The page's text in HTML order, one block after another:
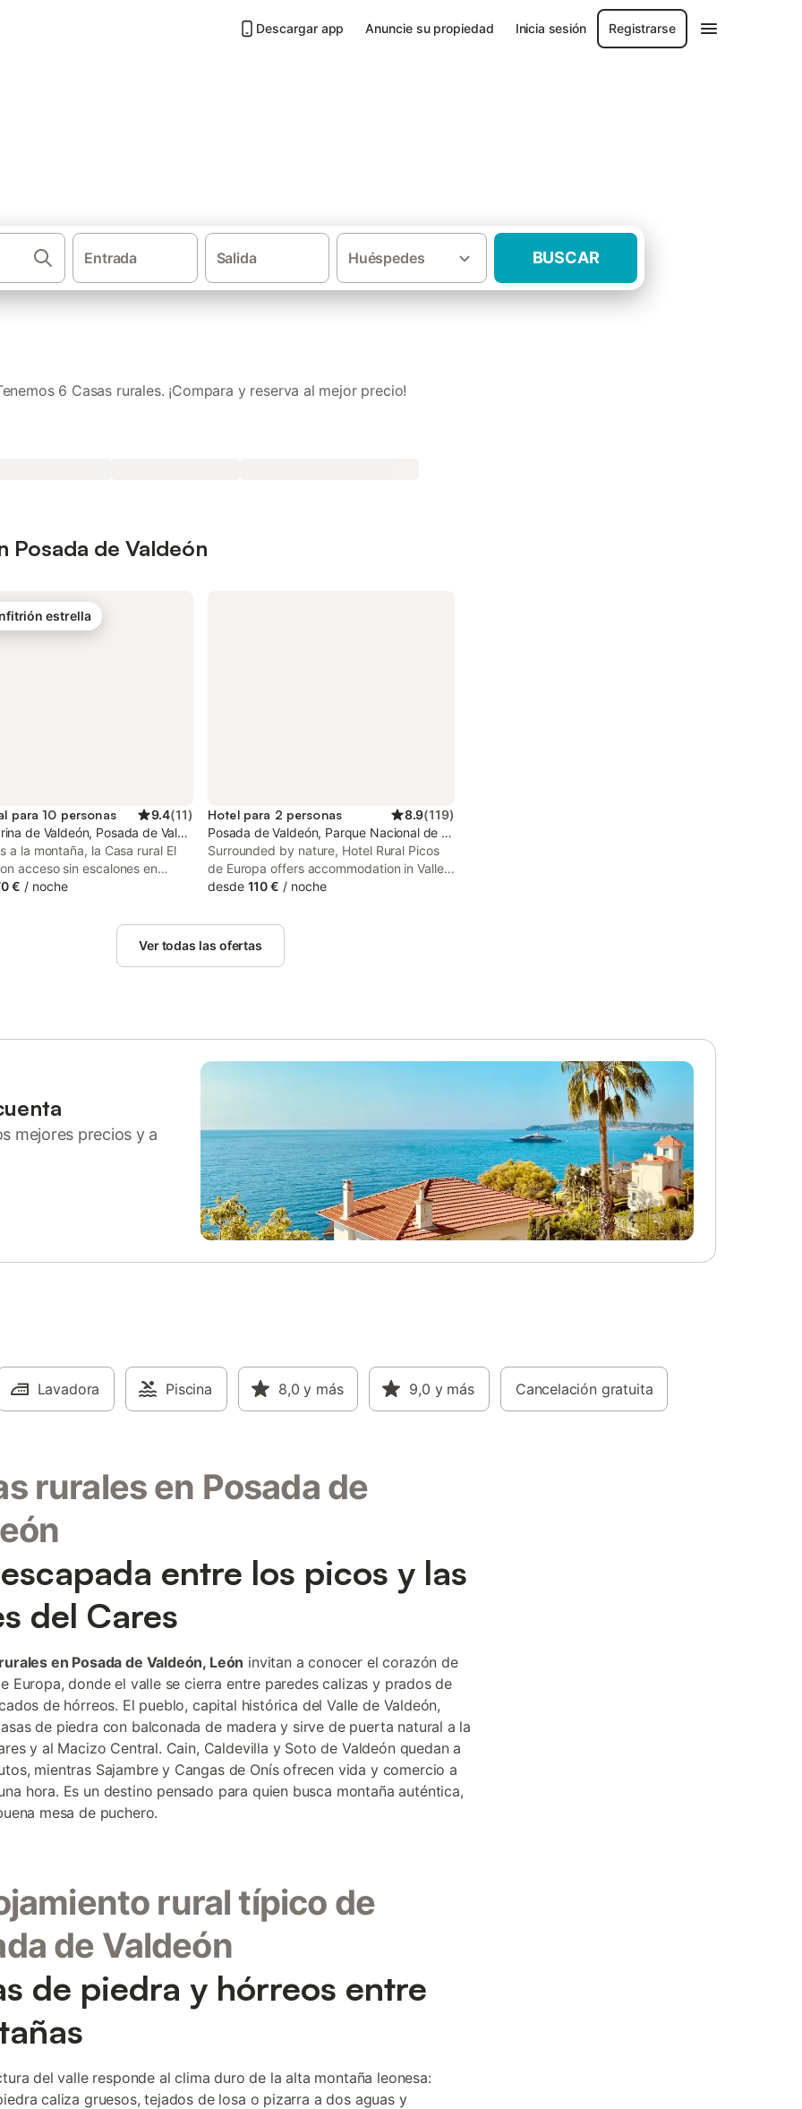
Descargar app Anuncie su propiedad Inicia sesión Registrarse
Entrada Salida Huéspedes BUSCAR
6 Casas rurales. ¡Compara y reserva al mejor precio!
Posada de Valdeón
estrella
para 10 personas 9.4(11)
de Valdeón, Posada de Valdeón
a la montaña, la Casa rural El
acceso sin escalones en
de Valdeón impresiona a los
de 2 plantas consta de un
cocina, 5 dormitorios y 3
balcón y barbacoa. Hay
gratuito en la calle. No se
fumar ni celebrar
€ / noche
Hotel para 2 personas 8.9(119)
Posada de Valdeón, Parque Nacional de Los Picos de Europa
Surrounded by nature, Hotel Rural Picos
de Europa offers accommodation in Valle
de Valdeón, at the outskirts of Posada de
de los Picos de Europa and next to Ruta
del Cares.
desde 110 € / noche
Ver todas las ofertas
mejores precios y a
Lavadora Piscina 8,0 y más 9,0 y más Cancelación gratuita
rurales en Posada de
entre los picos y las
del Cares
en Posada de Valdeón, León invitan a conocer el corazón de
Europa, donde el valle se cierra entre paredes calizas y prados de
de hórreos. El pueblo, capital histórica del Valle de Valdeón,
de piedra con balconada de madera y sirve de puerta natural a la
y al Macizo Central. Cain, Caldevilla y Soto de Valdeón quedan a
mientras Sajambre y Cangas de Onís ofrecen vida y comercio a
hora. Es un destino pensado para quien busca montaña auténtica,
mesa de puchero.
rural típico de
de Valdeón
de piedra y hórreos entre
del valle responde al clima duro de la alta montaña leonesa:
caliza gruesos, tejados de losa o pizarra a dos aguas y